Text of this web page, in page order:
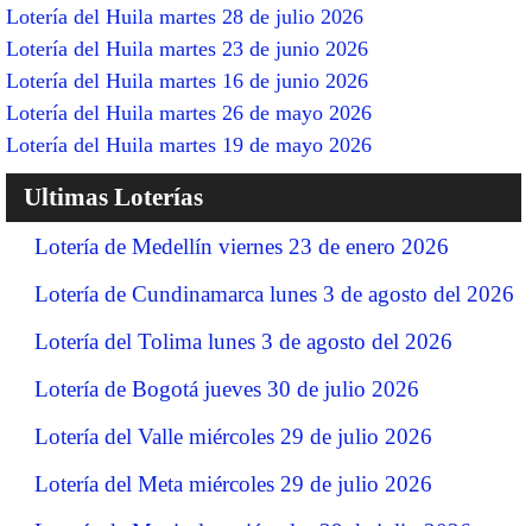
Lotería del Huila martes 28 de julio 2026
Lotería del Huila martes 23 de junio 2026
Lotería del Huila martes 16 de junio 2026
Lotería del Huila martes 26 de mayo 2026
Lotería del Huila martes 19 de mayo 2026
Ultimas Loterías
Lotería de Medellín viernes 23 de enero 2026
Lotería de Cundinamarca lunes 3 de agosto del 2026
Lotería del Tolima lunes 3 de agosto del 2026
Lotería de Bogotá jueves 30 de julio 2026
Lotería del Valle miércoles 29 de julio 2026
Lotería del Meta miércoles 29 de julio 2026